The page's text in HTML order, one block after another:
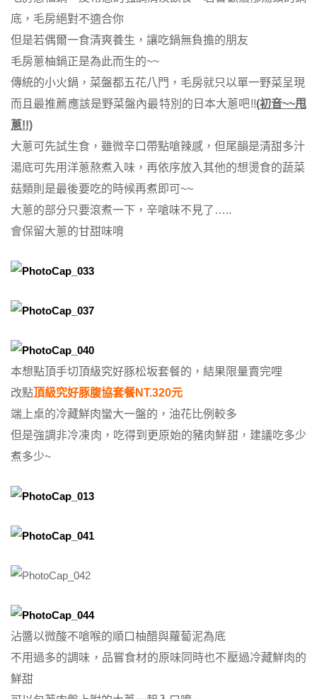
底，毛房絕對不適合你
但是若偶爾一食清爽養生，讓吃鍋無負擔的朋友
毛房蔥柚鍋正是為此而生的~~
傳統的小火鍋，菜盤都五花八門，毛房就只以單一野菜呈現
而且最推薦應該是野菜盤內最特別的日本大蔥吧!!(初音~~甩
蔥!!)
大蔥可先試生食，雖微辛口帶點嗆辣感，但尾韻是清甜多汁
湯底可先用洋蔥熬煮入味，再依序放入其他的想燙食的蔬菜
菇類則是最後要吃的時候再煮即可~~
大蔥的部分只要滾煮一下，辛嗆味不見了…..
會保留大蔥的甘甜味唷
本想點頂手切頂級究好豚松坂套餐的，結果限量賣完哩
改點頂級究好豚腹協套餐NT.320元
端上桌的冷藏鮮肉蠻大一盤的，油花比例較多
但是強調非冷凍肉，吃得到更原始的豬肉鮮甜，建議吃多少
煮多少~
沾醬以微酸不嗆喉的順口柚醋與蘿蔔泥為底
不用過多的調味，品嘗食材的原味同時也不壓過冷藏鮮肉的
鮮甜